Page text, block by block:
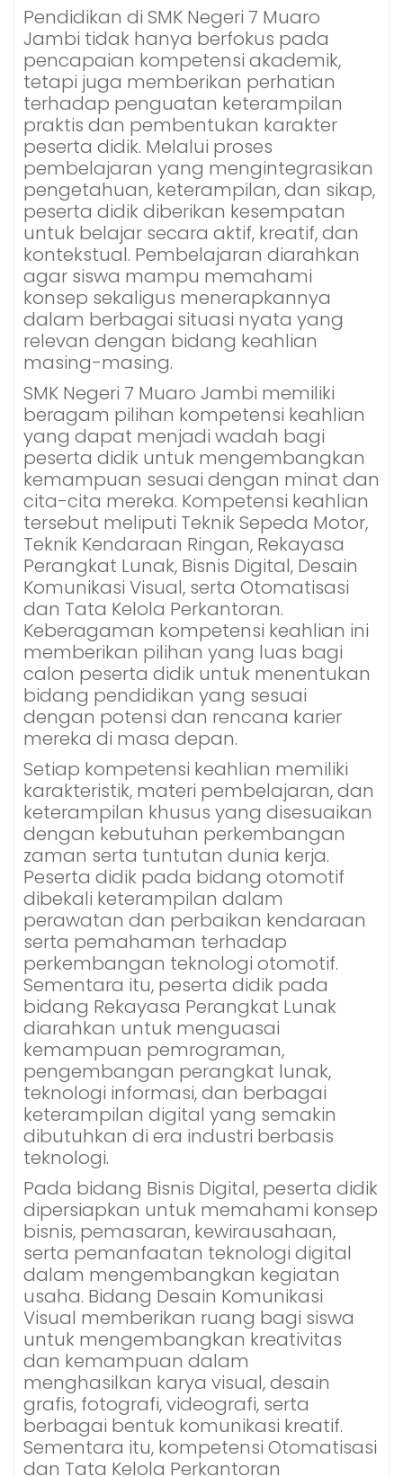
Pendidikan di SMK Negeri 7 Muaro
Jambi tidak hanya berfokus pada
pencapaian kompetensi akademik,
tetapi juga memberikan perhatian
terhadap penguatan keterampilan
praktis dan pembentukan karakter
peserta didik. Melalui proses
pembelajaran yang mengintegrasikan
pengetahuan, keterampilan, dan sikap,
peserta didik diberikan kesempatan
untuk belajar secara aktif, kreatif, dan
kontekstual. Pembelajaran diarahkan
agar siswa mampu memahami
konsep sekaligus menerapkannya
dalam berbagai situasi nyata yang
relevan dengan bidang keahlian
masing-masing.
SMK Negeri 7 Muaro Jambi memiliki
beragam pilihan kompetensi keahlian
yang dapat menjadi wadah bagi
peserta didik untuk mengembangkan
kemampuan sesuai dengan minat dan
cita-cita mereka. Kompetensi keahlian
tersebut meliputi Teknik Sepeda Motor,
Teknik Kendaraan Ringan, Rekayasa
Perangkat Lunak, Bisnis Digital, Desain
Komunikasi Visual, serta Otomatisasi
dan Tata Kelola Perkantoran.
Keberagaman kompetensi keahlian ini
memberikan pilihan yang luas bagi
calon peserta didik untuk menentukan
bidang pendidikan yang sesuai
dengan potensi dan rencana karier
mereka di masa depan.
Setiap kompetensi keahlian memiliki
karakteristik, materi pembelajaran, dan
keterampilan khusus yang disesuaikan
dengan kebutuhan perkembangan
zaman serta tuntutan dunia kerja.
Peserta didik pada bidang otomotif
dibekali keterampilan dalam
perawatan dan perbaikan kendaraan
serta pemahaman terhadap
perkembangan teknologi otomotif.
Sementara itu, peserta didik pada
bidang Rekayasa Perangkat Lunak
diarahkan untuk menguasai
kemampuan pemrograman,
pengembangan perangkat lunak,
teknologi informasi, dan berbagai
keterampilan digital yang semakin
dibutuhkan di era industri berbasis
teknologi.
Pada bidang Bisnis Digital, peserta didik
dipersiapkan untuk memahami konsep
bisnis, pemasaran, kewirausahaan,
serta pemanfaatan teknologi digital
dalam mengembangkan kegiatan
usaha. Bidang Desain Komunikasi
Visual memberikan ruang bagi siswa
untuk mengembangkan kreativitas
dan kemampuan dalam
menghasilkan karya visual, desain
grafis, fotografi, videografi, serta
berbagai bentuk komunikasi kreatif.
Sementara itu, kompetensi Otomatisasi
dan Tata Kelola Perkantoran